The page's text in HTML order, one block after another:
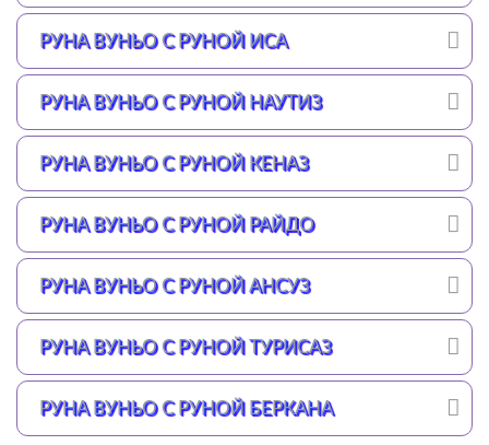
РУНА ВУНЬО С РУНОЙ ИСА
РУНА ВУНЬО С РУНОЙ НАУТИЗ
РУНА ВУНЬО С РУНОЙ КЕНАЗ
РУНА ВУНЬО С РУНОЙ РАЙДО
РУНА ВУНЬО С РУНОЙ АНСУЗ
РУНА ВУНЬО С РУНОЙ ТУРИСАЗ
РУНА ВУНЬО С РУНОЙ БЕРКАНА